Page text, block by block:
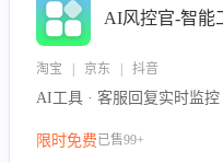
AI风控官-智能
淘宝 | 京东 | 抖音
AI工具 · 客服回复实时监
限时免费已售99+